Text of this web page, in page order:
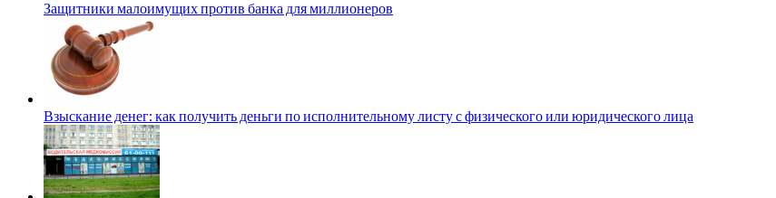
Защитники малоимущих против банка для миллионеров
Взыскание денег: как получить деньги по исполнительному листу с физического или юридического лица